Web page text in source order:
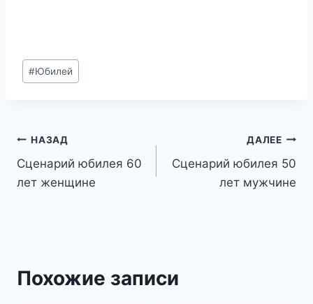
Метки
записи:
#Юбилей
Навигация
по
НАЗАД
Сценарий юбилея 60
лет женщине
ДАЛЕЕ
Сценарий юбилея 50
лет мужчине
Похожие записи